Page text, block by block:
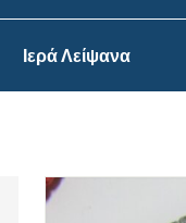
Ιερά Λείψανα